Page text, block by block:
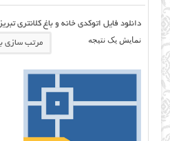
دانلود فایل اتوکدی خانه و باغ کلانتری تبریز
نمایش یک نتیجه